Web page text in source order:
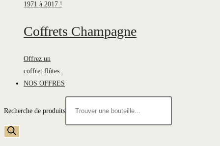
1971 à 2017 !
Coffrets Champagne
Offrez un
coffret flûtes
NOS OFFRES
Recherche de produits